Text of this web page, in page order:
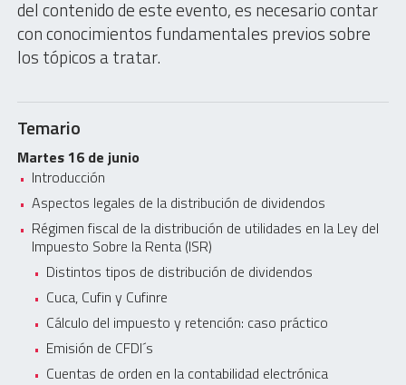
del contenido de este evento, es necesario contar
con conocimientos fundamentales previos sobre
los tópicos a tratar.
Temario
Martes 16 de junio
Introducción
Aspectos legales de la distribución de dividendos
Régimen fiscal de la distribución de utilidades en la Ley del
Impuesto Sobre la Renta (ISR)
Distintos tipos de distribución de dividendos
Cuca, Cufin y Cufinre
Cálculo del impuesto y retención: caso práctico
Emisión de CFDI´s
Cuentas de orden en la contabilidad electrónica